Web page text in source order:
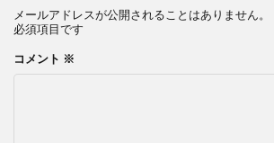
メールアドレスが公開されることはありません。
必須項目です
コメント ※